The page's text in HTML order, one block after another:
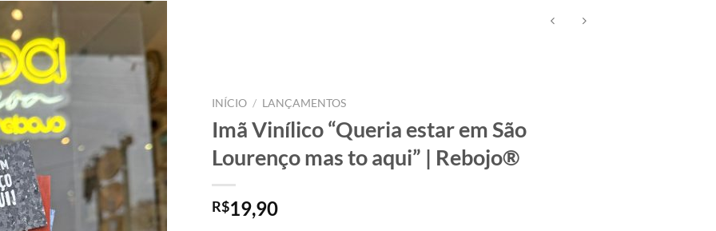
ADICIONAR
INÍCIO / LANÇAMENTOS
Imã Vinílico “Queria estar em São
Lourenço mas to aqui” | Rebojo®
R$19,90